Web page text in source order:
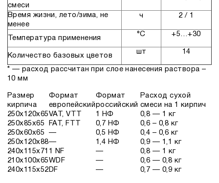
смеси
Время жизни, лето/зима, не
менее
ч 2 / 1
Температура применения
°С +5…+30
Количество базовых цветов
шт 14
* — расход рассчитан при слое нанесения раствора –
10 мм
Размер
кирпича
Формат
европейский
Формат
российский
Расход сухой
смеси на 1 кирпич
250x120x65VAT, VTT 1 НФ
0,8 — 1 кг
250x85x65
FAT, FTT 0,7 НФ
0,6 – 0,8 кг
250x60x65
— 0,5 НФ
0,4 – 0,6 кг
250x120x88— 1,4 НФ
0,9 — 1,1 кг
240x115x71 1 NF —
0,8 — 1 кг
210x100x65WDF —
0,6 — 0,8 кг
240x115x52 DF — 0,7 — 0,9 кг